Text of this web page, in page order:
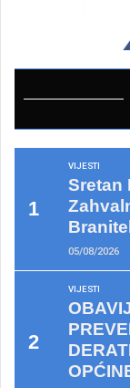
VIJESTI
Sretan
05/08/2026
VIJESTI